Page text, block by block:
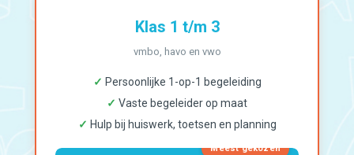
Klas 1 t/m 3
vmbo, havo en vwo
✓ Persoonlijke 1-op-1 begeleiding
✓ Vaste begeleider op maat
✓ Hulp bij huiswerk, toetsen en planning
Meest gekozen